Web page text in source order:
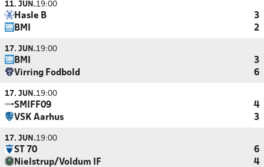
11. JUN.19:00
Hasle B
3
BMI
2
17. JUN.19:00
BMI
3
Virring Fodbold
6
17. JUN.19:00
SMIFF09
4
VSK Aarhus
3
17. JUN.19:00
ST 70
6
Nielstrup/Voldum IF
4